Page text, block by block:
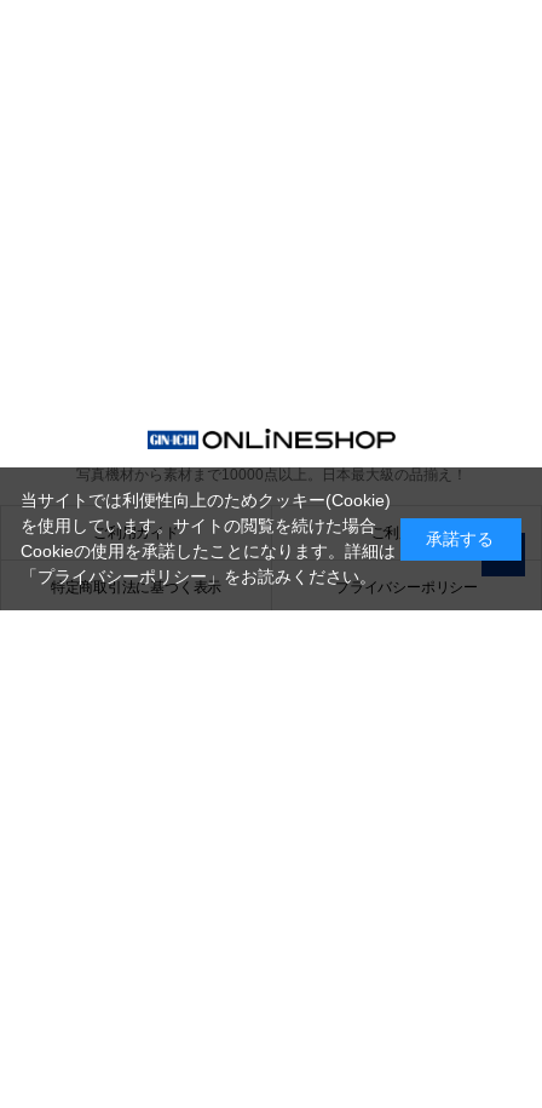
写真機材から素材まで10000点以上。 日本最大級の品揃え！
ご利用ガイド ご利用規約
特定商取引法に基づく表示 プライバシーポリシー
当サイトでは利便性向上のためクッキー(Cookie)
を使用しています。サイトの閲覧を続けた場合
Cookieの使用を承諾したことになります。詳細は
「プライバシーポリシー」 をお読みください。
承諾する